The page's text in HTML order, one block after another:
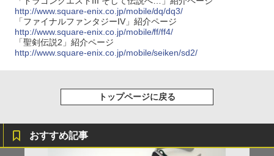
http://www.square-enix.co.jp/mobile/dq/dq3/
「ファイナルファンタジーIV」紹介ページ
http://www.square-enix.co.jp/mobile/ff/ff4/
「聖剣伝説2」紹介ページ
http://www.square-enix.co.jp/mobile/seiken/sd2/
トップページに戻る
おすすめ記事